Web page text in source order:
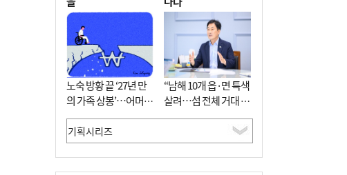
노숙 방황 끝 ‘27년 만
의 가족 상봉’…어머니
와 행복 꿈꿔
“남해 10개 읍·면 특색
살려…섬 전체 거대 정
원으로 조성”